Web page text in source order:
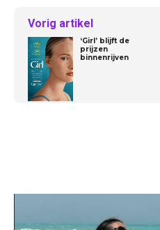
Vorig artikel
‘Girl’ blijft de
prijzen
binnenrijven